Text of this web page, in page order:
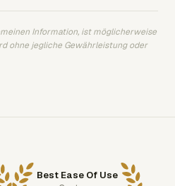
Information, ist möglicherweise
ohne jegliche Gewährleistung oder
Best Ease Of Use